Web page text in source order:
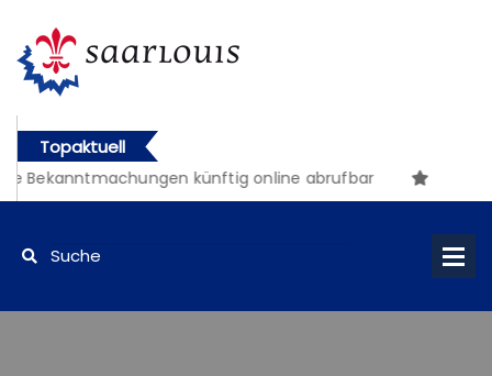
Topaktuell
künftig online abrufbar